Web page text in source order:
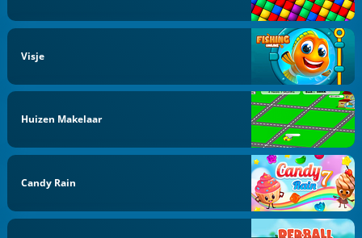
Visje
Huizen Makelaar
Candy Rain